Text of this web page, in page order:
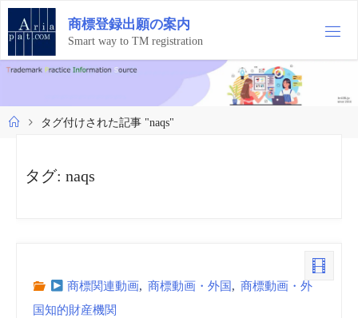
コ
テ
ン
ツ
ス
キ
商標登録出願の案内
Smart way to TM registration
ホ
タグ付けされた記事 "naqs"
タグ:naqs
商標関連動画, 商標動画・外国, 商標動画・外
国知的財産機関